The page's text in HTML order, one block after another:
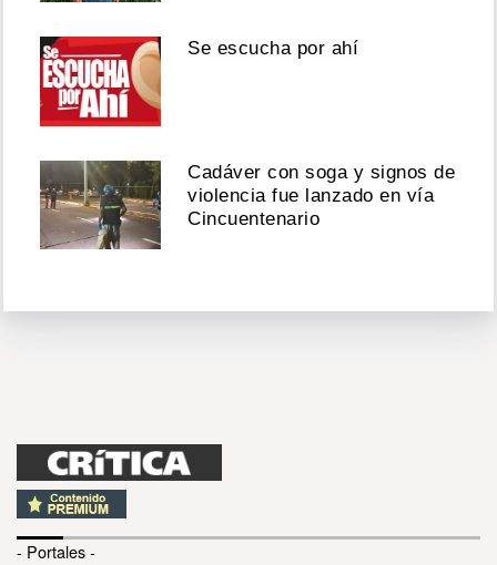
Se escucha por ahí
Cadáver con soga y signos de
violencia fue lanzado en vía
Cincuentenario
- Portales -